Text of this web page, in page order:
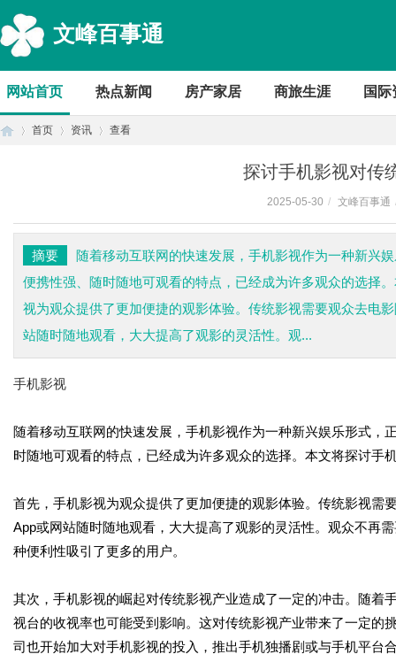
文峰百事通
网站首页 热点新闻 房产家居 商旅生涯 国际
首页 资讯 查看
探讨手机影视对传
2025-05-30 / 文峰百事通
摘要
随着移动互联网的快速发展，手机影视作为一种新兴
便携性强、随时随地可观看的特点，已经成为许多观众的选择
视为观众提供了更加便捷的观影体验。传统影视需要观众去电
站随时随地观看，大大提高了观影的灵活性。观...
手机影视
随着移动互联网的快速发展，手机影视作为一种新兴娱乐形式
时随地可观看的特点，已经成为许多观众的选择。本文将探讨手
首先，手机影视为观众提供了更加便捷的观影体验。传统影视需
App或网站随时随地观看，大大提高了观影的灵活性。观众不再
种便利性吸引了更多的用户。
其次，手机影视的崛起对传统影视产业造成了一定的冲击。随着
视台的收视率也可能受到影响。这对传统影视产业带来了一定的
司也开始加大对手机影视的投入，推出手机独播剧或与手机平台